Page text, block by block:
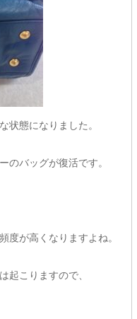
状態になりました。
のバッグが復活です。
度が高くなりますよね。
起こりますので、